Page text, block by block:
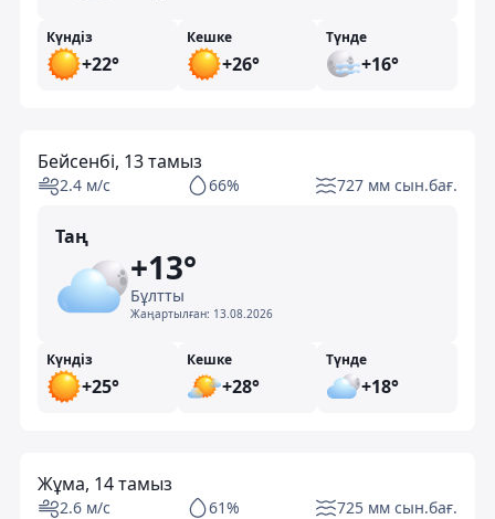
Күндіз
+22°
Кешке
+26°
Түнде
+16°
Бейсенбі, 13 тамыз
2.4 м/с 66% 727 мм сын.бағ.
Таң
+13°
Бұлтты
Жаңартылған: 13.08.2026
Күндіз
+25°
Кешке
+28°
Түнде
+18°
Жұма, 14 тамыз
2.6 м/с 61% 725 мм сын.бағ.